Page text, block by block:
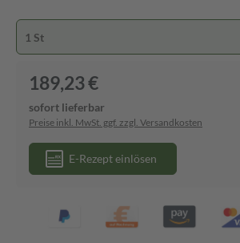
1 St
189,23 €
sofort lieferbar
Preise inkl. MwSt. ggf. zzgl. Versandkosten
E-Rezept einlösen